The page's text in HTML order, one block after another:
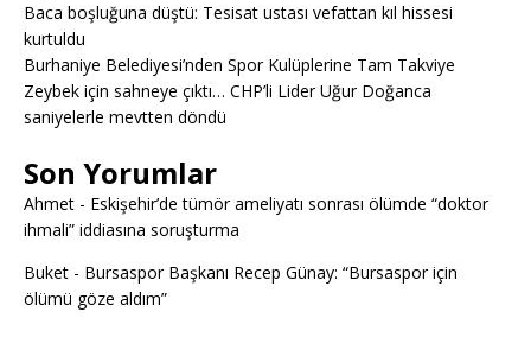
Baca boşluğuna düştü: Tesisat ustası vefattan kıl hissesi
kurtuldu
Burhaniye Belediyesi’nden Spor Kulüplerine Tam Takviye
Zeybek için sahneye çıktı… CHP’li Lider Uğur Doğanca
saniyelerle mevtten döndü
Son Yorumlar
Ahmet - Eskişehir’de tümör ameliyatı sonrası ölümde “doktor
ihmali” iddiasına soruşturma
Buket - Bursaspor Başkanı Recep Günay: “Bursaspor için
ölümü göze aldım”